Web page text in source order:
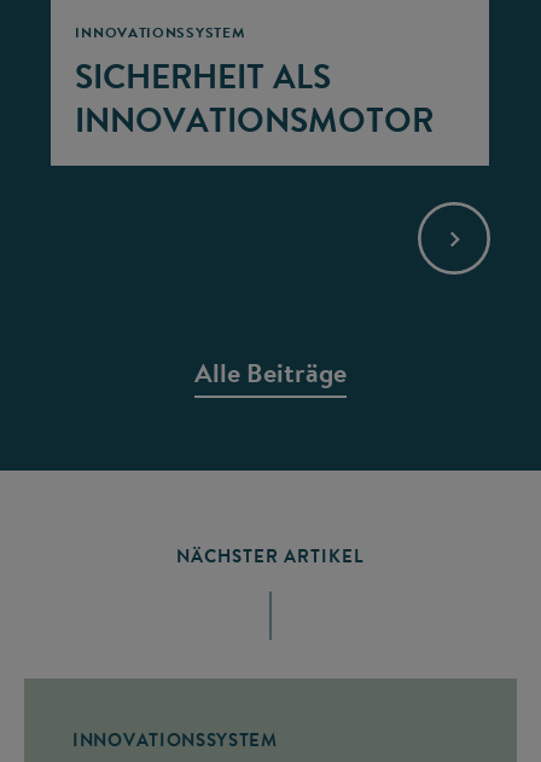
INNOVATIONSSYSTEM
SICHERHEIT ALS
INNOVATIONSMOTOR
Alle Beiträge
NÄCHSTER ARTIKEL
INNOVATIONSSYSTEM